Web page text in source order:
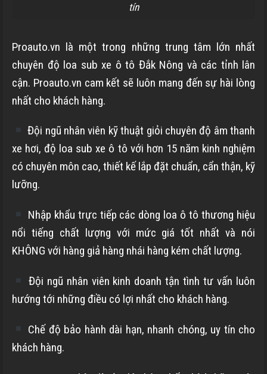
tín
Proauto.vn là một trong những trung tâm lớn nhất
chuyên độ loa sub xe ô tô Đắk Nông và các tỉnh lân
cận. Proauto.vn cam kết sẽ luôn mang đến sự hài lòng
nhất cho khách hàng.
Đội ngũ nhân viên kỹ thuật giỏi chuyên độ âm thanh
xe hơi, độ loa sub xe ô tô với hơn 15 năm kinh nghiệm
có chuyên môn cao, thiết kế lắp đặt chuẩn, cẩn thận, kỹ
lưỡng.
Nhập khẩu trực tiếp các dòng loa ô tô thương hiệu
nổi tiếng chất lượng với mức giá tốt nhất và nói
KHÔNG với hàng giả hàng nhái hàng kém chất lượng.
Đội ngũ nhân viên kinh doanh tận tình tư vấn luôn
hướng tới những điều có lợi nhất cho khách hàng.
Chế độ bảo hành dài hạn, nhanh chóng, uy tín cho
khách hàng.